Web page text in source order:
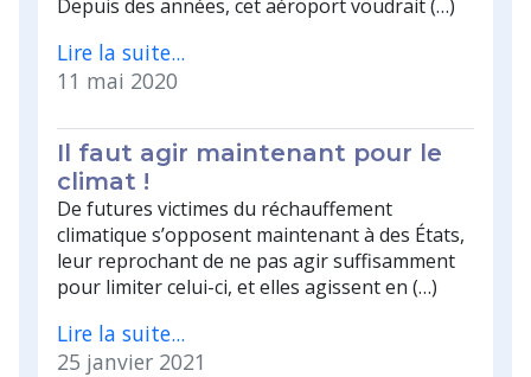
Depuis des années, cet aéroport voudrait (…)
Lire la suite...
11 mai 2020
Il faut agir maintenant pour le
climat !
De futures victimes du réchauffement
climatique s’opposent maintenant à des États,
leur reprochant de ne pas agir suffisamment
pour limiter celui-ci, et elles agissent en (…)
Lire la suite...
25 janvier 2021